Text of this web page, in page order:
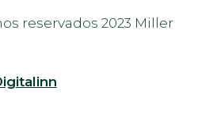
reservados 2023 Miller